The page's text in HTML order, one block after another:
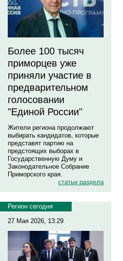
Более 100 тысяч
приморцев уже
приняли участие в
предварительном
голосовании
"Единой России"
Жители региона продолжают
выбирать кандидатов, которые
представят партию на
предстоящих выборах в
Государственную Думу и
Законодательное Собрание
Приморского края.
статьи раздела
Регион сегодня
27 Мая 2026, 13:29